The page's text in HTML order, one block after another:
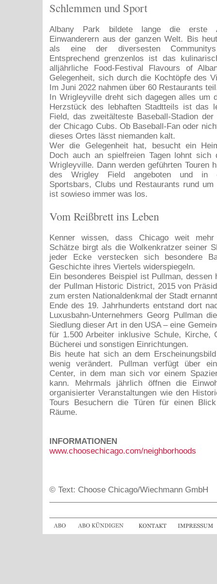
Schlemmen und Sport
Albany Park bildete lange die erste
Einwanderern aus der ganzen Welt. Bis
als eine der diversesten Communitys
Entsprechend grenzenlos ist das
alljährliche Food-Festival Flavours of
Gelegenheit, sich durch die Kochtöpfe des
Im Juni 2022 nahmen über 60 Restaurants
In Wrigleyville dreht sich dagegen alles um
Herzstück des lebhaften Stadtteils ist das
Field, das zweitälteste Baseball-Stadion
der Chicago Cubs. Ob Baseball-Fan oder
dieses Ortes lässt niemanden kalt.
Wer die Gelegenheit hat, besucht ein
Doch auch an spielfreien Tagen lohnt sich
Wrigleyville. Dann werden geführten Touren
des Wrigley Field angeboten und in
Sportsbars, Clubs und Restaurants rund
ist sowieso immer was los.
Vom Reißbrett ins Leben
Kenner wissen, dass Chicago weit mehr
Schätze birgt als die Wolkenkratzer seiner
jeder Ecke verstecken sich besondere
Geschichte ihres Viertels widerspiegeln.
Ein besonderes Beispiel ist Pullman, dessen
der Pullman Historic District, 2015 von
zum ersten Nationaldenkmal der Stadt
Ende des 19. Jahrhunderts entstand dort
Luxusbahn-Unternehmers Georg Pullman
Siedlung dieser Art in den USA – eine
für 1.500 Arbeiter inklusive Schule, Kirche,
Bücherei und sonstigen Einrichtungen.
Bis heute hat sich an dem
wenig verändert. Pullman verfügt über
Center, in dem man sich vor einem
kann. Mehrmals jährlich öffnen die
organisierter Veranstaltungen wie den
Tours Besuchern die Türen für einen
Räume.
INFORMATIONEN
www.choosechicago.com/neighborhoods
© Text: Choose Chicago/Wiechmann GmbH